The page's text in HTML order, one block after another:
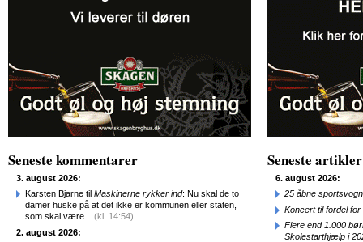
Seneste kommentarer
3. august 2026:
Karsten Bjarne til Maskinerne rykker ind: Nu skal de to
damer huske på at det ikke er kommunen eller staten,
som skal være... (kl. 14:54)
2. august 2026:
Seneste artikler
6. august 2026:
25 åbne
Koncert til fordel
Flere end 1.000
Skolestarthjælp i